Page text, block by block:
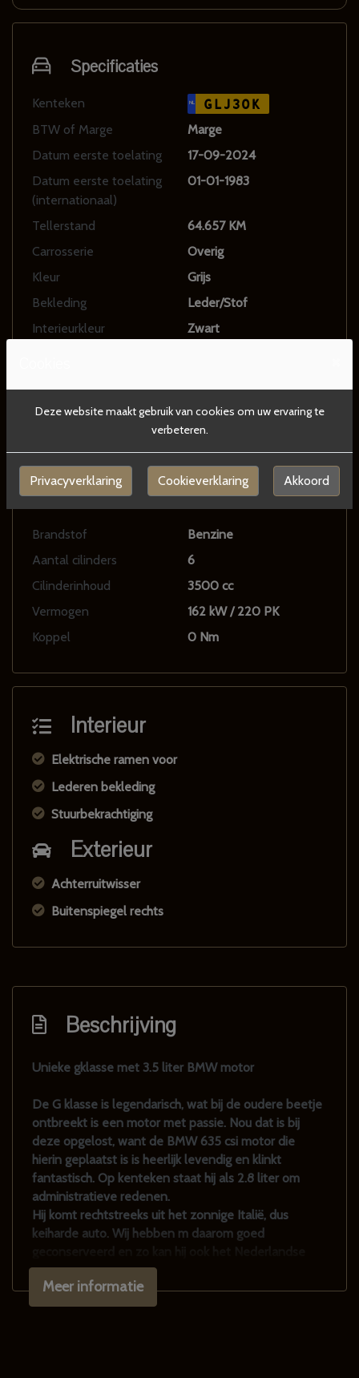
Deze website maakt gebruik van cookies om uw ervaring te
verbeteren.
Privacyverklaring Cookieverklaring Akkoord
Specificaties
Kenteken NL GLJ30K
BTW of Marge
Marge
Datum eerste toelating
17-09-2024
Datum eerste toelating
(internationaal)
01-01-1983
Tellerstand
64.657 KM
Carrosserie
Overig
Kleur
Grijs
Bekleding
Leder/Stof
Interieurkleur
Zwart
Motorrijtuigenbelasting
Vrijgesteld
3
Motor en transmissie
Brandstof
Benzine
Aantal cilinders
6
Cilinderinhoud
3500 cc
Vermogen
162 kW / 220 PK
Koppel
0 Nm
Interieur
Elektrische ramen voor
Lederen bekleding
Stuurbekrachtiging
Exterieur
Achterruitwisser
Buitenspiegel rechts
Beschrijving
Unieke gklasse met 3.5 liter BMW motor
De G klasse is legendarisch, wat bij de oudere beetje
ontbreekt is een motor met passie. Nou dat is bij
deze opgelost, want de BMW 635 csi motor die
hierin geplaatst is is heerlijk levendig en klinkt
fantastisch. Op kenteken staat hij als 2.8 liter om
administratieve redenen.
Hij komt rechtstreeks uit het zonnige Italië, dus
keiharde auto. Wij hebben m daarom goed
klimaat weerstaan. Auto komt met originele banden
en velgen en de wielen waarmee hij op de foto
staat.
Meer informatie